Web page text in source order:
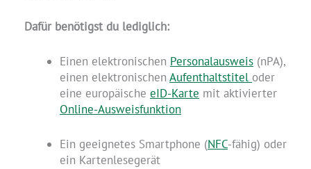
Dafür benötigst du lediglich:
Einen elektronischen Personalausweis (nPA),
einen elektronischen Aufenthaltstitel oder
eine europäische eID-Karte mit aktivierter
Online-Ausweisfunktion
Ein geeignetes Smartphone (NFC-fähig) oder
ein Kartenlesegerät